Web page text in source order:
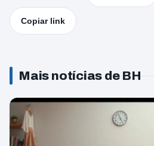
Copiar link
Mais notícias de BH